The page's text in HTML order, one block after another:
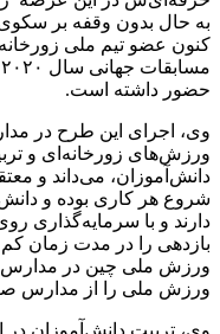
کنون عضو تیم ملی
حضور داشته است.
وی، اجرای این طرح در
ورزش‌های زورخانه‌ای و
دانش‌آموزان، می‌داند و
شروع هر کاری بوده و
دارند و با سرمایه‌گذاری
بازدهی را در مدت زمان
ورزش ملی چین در مدارس
ورزش ملی را از مدارس
وی، تربیت دانش‌آموزان در